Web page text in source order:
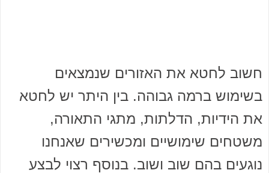
חשוב לחטא את האזורים שנמצאים
בשימוש ברמה גבוהה. בין היתר יש לחטא
את הידיות, הדלתות, מתגי התאורה,
משטחים שימושיים ומכשירים שאנחנו
נוגעים בהם שוב ושוב. בנוסף רצוי לבצע